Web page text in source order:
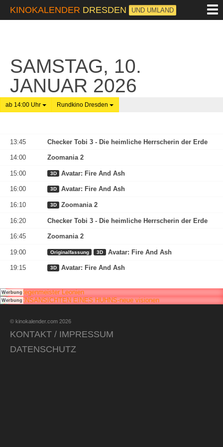
KINOKALENDER DRESDEN UND UMLAND
SAMSTAG, 10.
JANUAR 2026
ab 14:00 Uhr Rundkino Dresden
13:45 Checker Tobi 3 - Die heimliche Herrscherin der Erde
14:00 Zoomania 2
15:00 3D Avatar: Fire And Ash
16:00 3D Avatar: Fire And Ash
16:10 3D Zoomania 2
16:20 Checker Tobi 3 - Die heimliche Herrscherin der Erde
16:45 Zoomania 2
19:00 Originalfassung 3D Avatar: Fire And Ash
19:15 3D Avatar: Fire And Ash
Werbung
Werbung
© kinokalender.com 2026
KONTAKT / IMPRESSUM
DATENSCHUTZ